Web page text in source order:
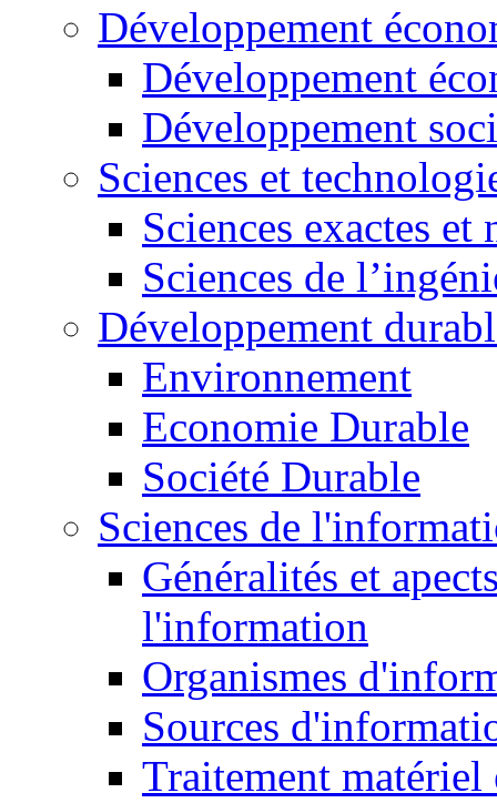
Développement
Développement
Développement
Sciences et
Sciences exactes et
Sciences de
Développement
Environnement
Economie Durable
Société Durable
Sciences de
Généralités et
l'information
Organismes
Sources
Traitement matériel